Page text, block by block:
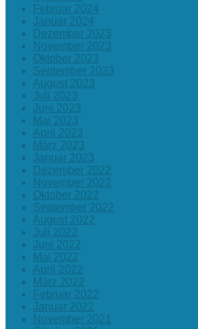
Februar 2024
Januar 2024
Dezember 2023
November 2023
Oktober 2023
September 2023
August 2023
Juli 2023
Juni 2023
Mai 2023
April 2023
März 2023
Januar 2023
Dezember 2022
November 2022
Oktober 2022
September 2022
August 2022
Juli 2022
Juni 2022
Mai 2022
April 2022
März 2022
Februar 2022
Januar 2022
November 2021